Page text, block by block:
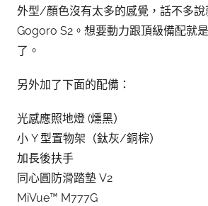
外型/顏色沒有太多的感覺，話不多說
Gogoro S2。想要動力跟頂級備配就
了。
另外加了下面的配備：
光感應照地燈 (燻黑）
小 Y 型置物架（鈦灰/銅棕）
加長後扶手
同心圓防滑踏墊 V2
MiVue™ M777G